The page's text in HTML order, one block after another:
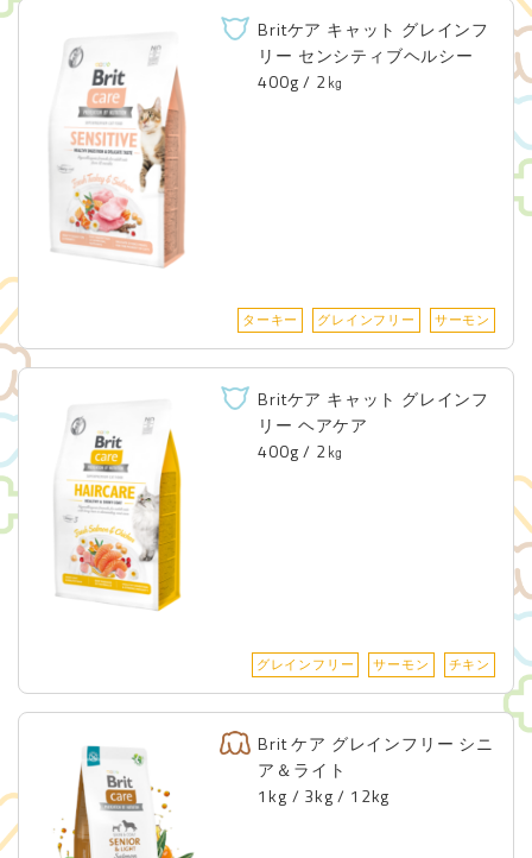
ITEMS
Brit Puppy Kit
Brit Goods
Britケア キャット グレインフ
リー センシティブヘルシー
400g / 2㎏
ターキー グレインフリー サーモン
Britケア キャット グレインフ
リー ヘアケア
400g / 2㎏
グレインフリー サーモン チキン
Brit ケア グレインフリー シニ
ア＆ライト
1kg / 3kg / 12kg